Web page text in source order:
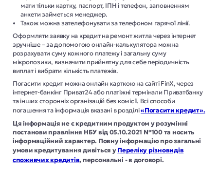
мати тільки картку, паспорт, ІПН і телефон, заповненням
анкети займеться менеджер.
Також можна зателефонувати за телефоном гарячої лінії.
Оформляти заявку на кредит на ремонт житла через інтернет
зручніше – за допомогою онлайн-калькулятора можна
розрахувати суму кожного платежу і загальну суму
мікропозики, визначити прийнятну для себе періодичність
виплат і вибрати кількість платежів.
Погасити кредит можна онлайн карткою на сайті FinX, через
інтернет-банкінг Приват24 або платіжні термінали Приватбанку
та інших сторонніх організацій без комісії. Всі способи
погашення та інформація вказані в розділі«Погасити кредит».
Ця інформація не є кредитним продуктом у розумінні
постанови правління НБУ від 05.10.2021 №100 та носить
інформаційний характер. Повну інформацію про загальні
умови кредитування дивіться уПереліку різновидів
споживчих кредитів, персональні - в договорі.